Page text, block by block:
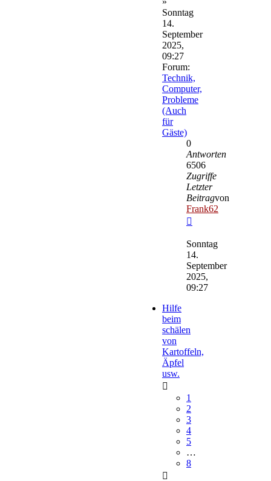
Sonntag
14.
September
2025,
09:27
Forum:
Technik,
Computer,
Probleme
(Auch
für
Gäste)
0
Antworten
6506
Zugriffe
Letzter
Beitragvon
Frank62
Beitrag
Sonntag
14.
September
2025,
09:27
Hilfe
beim
schälen
von
Kartoffeln,
Äpfel
usw.
1
2
3
4
5
…
8